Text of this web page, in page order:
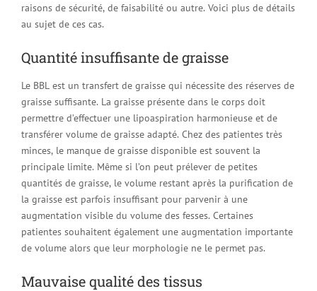
raisons de sécurité, de faisabilité ou autre. Voici plus de détails
au sujet de ces cas.
Quantité insuffisante de graisse
Le BBL est un transfert de graisse qui nécessite des réserves de
graisse suffisante. La graisse présente dans le corps doit
permettre d’effectuer une lipoaspiration harmonieuse et de
transférer volume de graisse adapté. Chez des patientes très
minces, le manque de graisse disponible est souvent la
principale limite. Même si l’on peut prélever de petites
quantités de graisse, le volume restant après la purification de
la graisse est parfois insuffisant pour parvenir à une
augmentation visible du volume des fesses. Certaines
patientes souhaitent également une augmentation importante
de volume alors que leur morphologie ne le permet pas.
Mauvaise qualité des tissus